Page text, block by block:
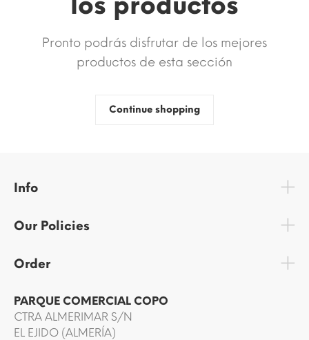
Pronto podrás disfrutar de los mejores
productos de esta sección
Continue shopping
Info
Our Policies
Order
PARQUE COMERCIAL COPO
CTRA ALMERIMAR S/N
EL EJIDO (ALMERÍA)